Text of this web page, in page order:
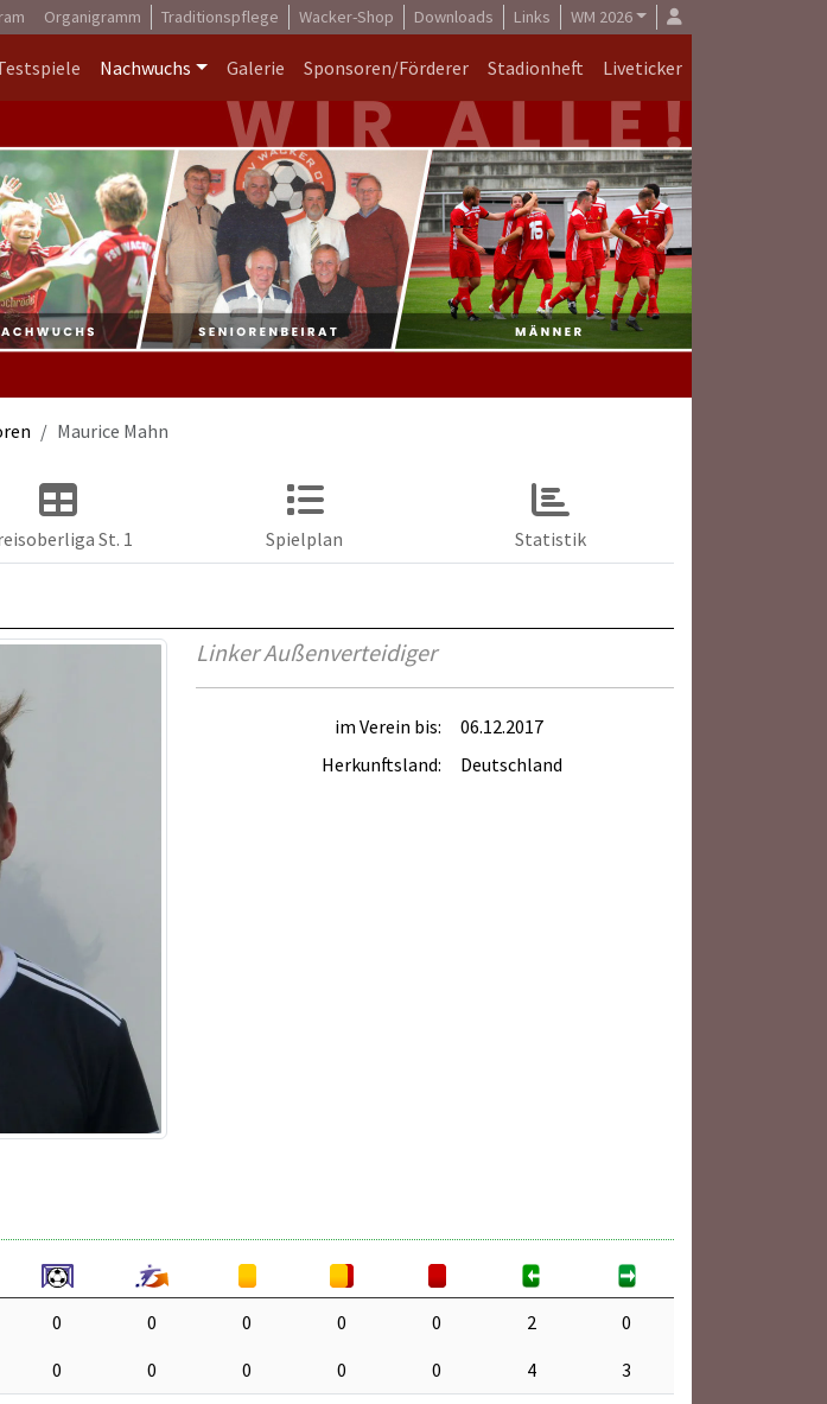
Organigramm Traditionspflege Wacker-Shop Downloads Links WM 2026
Nachwuchs Galerie Sponsoren/Förderer Stadionheft Liveticker
Maurice Mahn
St. 1 Spielplan Statistik
Linker Außenverteidiger
im Verein bis:
06.12.2017
Herkunftsland:
Deutschland
0 0 0 0 0 2
0
0 0 0 0 0 4 3